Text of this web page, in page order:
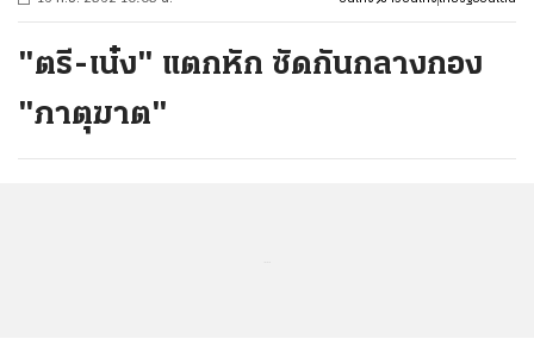
"ตรี-เน๋ง" แตกหัก ซัดกันกลางกอง
"ภาตุฆาต"